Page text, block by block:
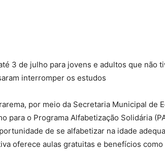
3 de julho para jovens e adultos que não
interromper os estudos
por meio da Secretaria Municipal de
para o Programa Alfabetização Solidária
de se alfabetizar na idade
oferece aulas gratuitas e benefícios